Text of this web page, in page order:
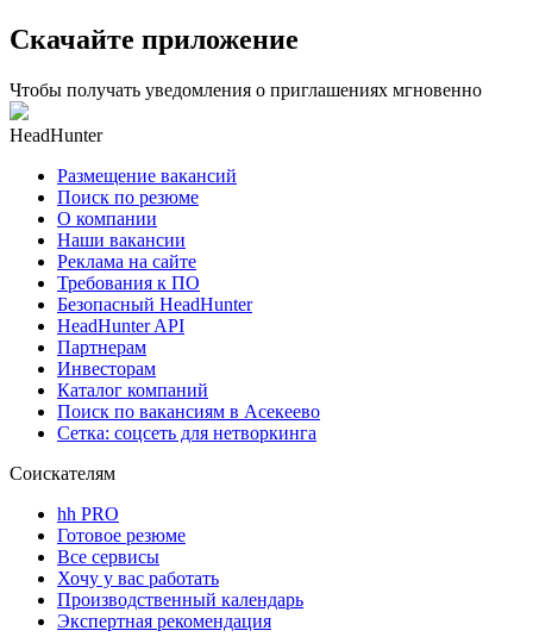
Скачайте приложение
Чтобы получать уведомления о приглашениях мгновенно
HeadHunter
Размещение вакансий
Поиск по резюме
О компании
Наши вакансии
Реклама на сайте
Требования к ПО
Безопасный HeadHunter
HeadHunter API
Партнерам
Инвесторам
Каталог компаний
Поиск по вакансиям в Асекеево
Сетка: соцсеть для нетворкинга
Соискателям
hh PRO
Готовое резюме
Все сервисы
Хочу у вас работать
Производственный календарь
Экспертная рекомендация